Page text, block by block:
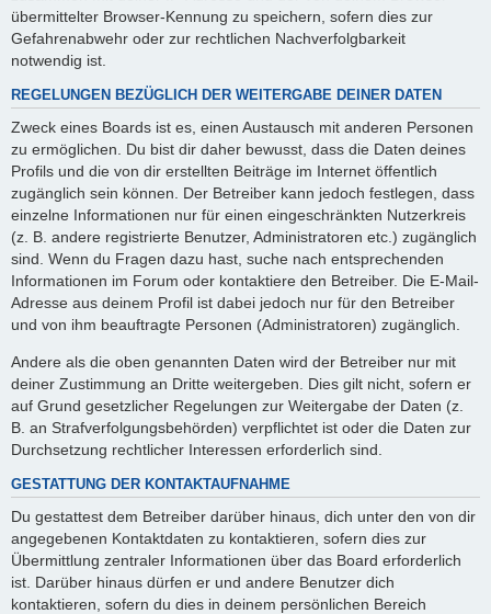
übermittelter Browser-Kennung zu speichern, sofern dies zur
Gefahrenabwehr oder zur rechtlichen Nachverfolgbarkeit
notwendig ist.
REGELUNGEN BEZÜGLICH DER WEITERGABE DEINER DATEN
Zweck eines Boards ist es, einen Austausch mit anderen Personen
zu ermöglichen. Du bist dir daher bewusst, dass die Daten deines
Profils und die von dir erstellten Beiträge im Internet öffentlich
zugänglich sein können. Der Betreiber kann jedoch festlegen, dass
einzelne Informationen nur für einen eingeschränkten Nutzerkreis
(z. B. andere registrierte Benutzer, Administratoren etc.) zugänglich
sind. Wenn du Fragen dazu hast, suche nach entsprechenden
Informationen im Forum oder kontaktiere den Betreiber. Die E-Mail-
Adresse aus deinem Profil ist dabei jedoch nur für den Betreiber
und von ihm beauftragte Personen (Administratoren) zugänglich.
Andere als die oben genannten Daten wird der Betreiber nur mit
deiner Zustimmung an Dritte weitergeben. Dies gilt nicht, sofern er
auf Grund gesetzlicher Regelungen zur Weitergabe der Daten (z.
B. an Strafverfolgungsbehörden) verpflichtet ist oder die Daten zur
Durchsetzung rechtlicher Interessen erforderlich sind.
GESTATTUNG DER KONTAKTAUFNAHME
Du gestattest dem Betreiber darüber hinaus, dich unter den von dir
angegebenen Kontaktdaten zu kontaktieren, sofern dies zur
Übermittlung zentraler Informationen über das Board erforderlich
ist. Darüber hinaus dürfen er und andere Benutzer dich
kontaktieren, sofern du dies in deinem persönlichen Bereich